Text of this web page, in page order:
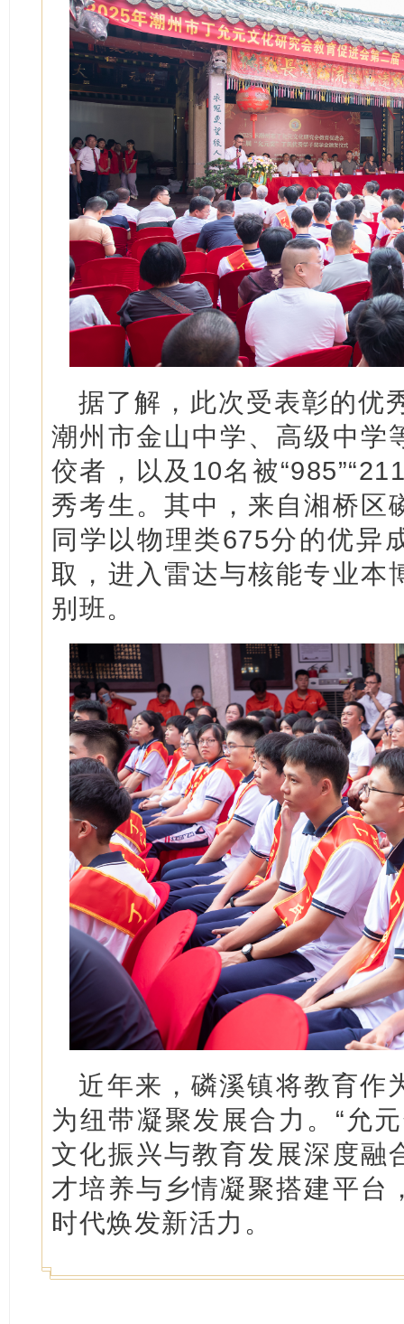
据了解，此次受表彰的优
潮州市金山中学、高级中学
佼者，以及10名被
秀考生。其中，来自湘桥区
同学以物理类675分的优异
取，进入雷达与核能专业本
别班。
近年来，磷溪镇将教育作
为纽带凝聚发展合力。“允
文化振兴与教育发展深度融
才培养与乡情凝聚搭建平台
时代焕发新活力。